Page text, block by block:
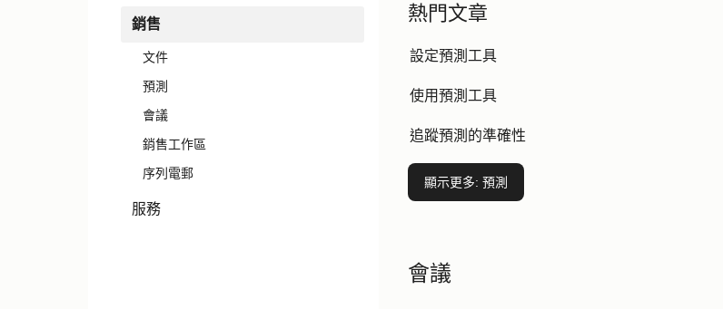
銷售
文件
預測
會議
銷售工作區
序列電郵
服務
熱門文章
設定預測工具
使用預測工具
追蹤預測的準確性
顯示更多: 預測
會議